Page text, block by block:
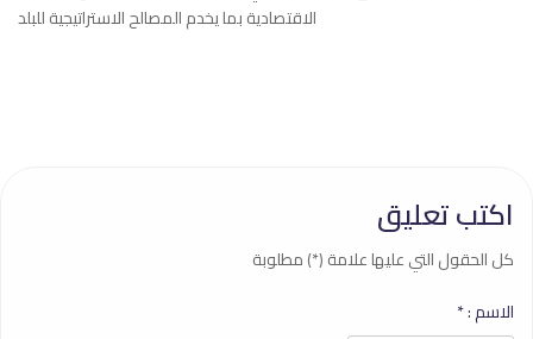
الاقتصادية بما يخدم المصالح الاستراتيجية للبلد
اكتب تعليق
كل الحقول التي عليها علامة (*) مطلوبة
الاسم :*